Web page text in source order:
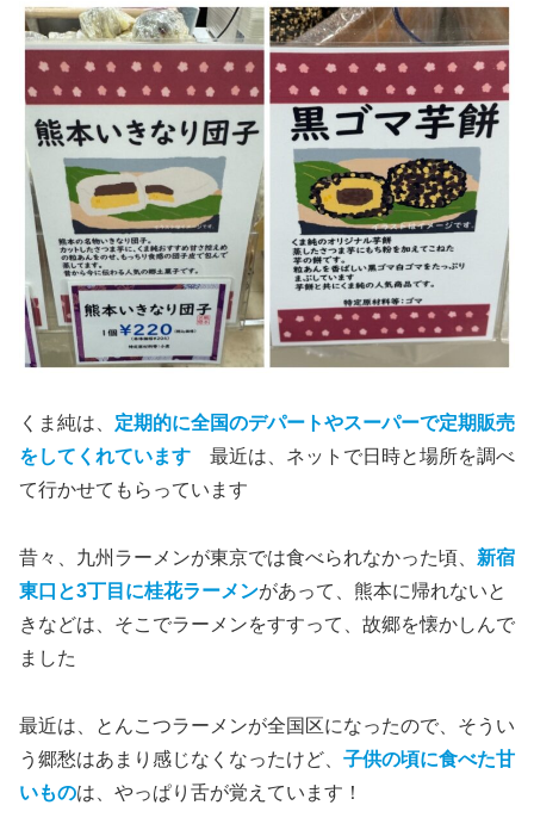
くま純は、 定期的に全国のデパートやスーパーで定期販売
をしてくれています 最近は、ネットで日時と場所を調べ
て行かせてもらっています
昔々、九州ラーメンが東京では食べられなかった頃、 新宿
東口と3丁目に桂花ラーメンがあって、熊本に帰れないと
きなどは、そこでラーメンをすすって、故郷を懐かしんで
ました
最近は、とんこつラーメンが全国区になったので、そうい
う郷愁はあまり感じなくなったけど、 子供の頃に食べた甘
いものは、やっぱり舌が覚えています！